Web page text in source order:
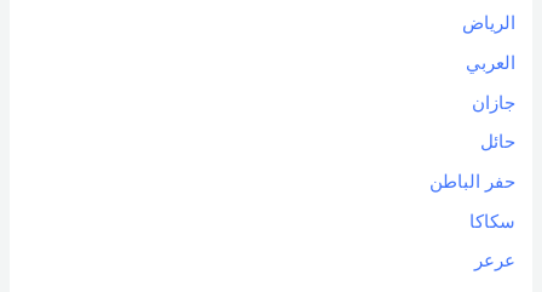
الرياض
العربي
جازان
حائل
حفر الباطن
سكاكا
عرعر